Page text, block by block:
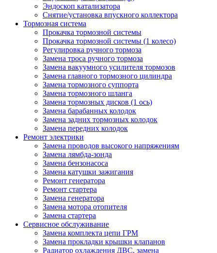
Эндоскоп катализатора
Снятие/установка впускного коллектора
Тормозная система
Прокачка тормозной системы
Прокачка тормозной системы (1 колесо)
Регулировка ручного тормоза
Замена троса ручного тормоза
Замена вакуумного усилителя тормозов
Замена главного тормозного цилиндра
Замена тормозного суппорта
Замена тормозного шланга
Замена тормозных дисков (1 ось)
Замена барабанных колодок
Замена задних тормозных колодок
Замена передних колодок
Ремонт электрики
Замена проводов высокого напряжениям
Замена лямбда-зонда
Замена бензонасоса
Замена катушки зажигания
Ремонт генератора
Ремонт стартера
Замена генератора
Замена мотора отопителя
Замена стартера
Сервисное обслуживание
Замена комплекта цепи ГРМ
Замена прокладки крышки клапанов
Радиатор охлаждения ДВС, замена